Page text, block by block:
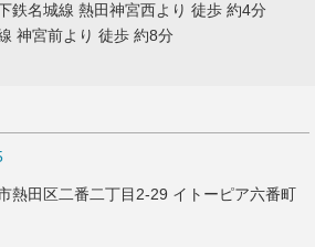
鉄名城線 熱田神宮西より 徒歩 約4分
神宮前より 徒歩 約8分
熱田区二番二丁目2-29 イトーピア六番町